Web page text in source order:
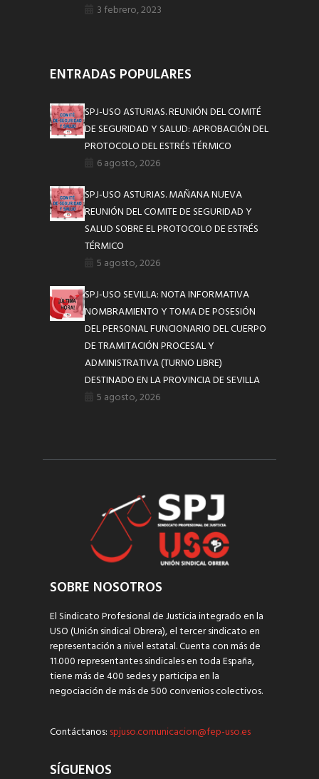
3 febrero, 2023
ENTRADAS POPULARES
SPJ-USO ASTURIAS. REUNIÓN DEL COMITÉ
DE SEGURIDAD Y SALUD: APROBACIÓN DEL
PROTOCOLO DEL ESTRÉS TÉRMICO
6 agosto, 2026
SPJ-USO ASTURIAS. MAÑANA NUEVA
REUNIÓN DEL COMITE DE SEGURIDAD Y
SALUD SOBRE EL PROTOCOLO DE ESTRÉS
TÉRMICO
5 agosto, 2026
SPJ-USO SEVILLA: NOTA INFORMATIVA
NOMBRAMIENTO Y TOMA DE POSESIÓN
DEL PERSONAL FUNCIONARIO DEL CUERPO
DE TRAMITACIÓN PROCESAL Y
ADMINISTRATIVA (TURNO LIBRE)
DESTINADO EN LA PROVINCIA DE SEVILLA
5 agosto, 2026
SOBRE NOSOTROS
El Sindicato Profesional de Justicia integrado en la
USO (Unión sindical Obrera), el tercer sindicato en
representación a nivel estatal. Cuenta con más de
11.000 representantes sindicales en toda España,
tiene más de 400 sedes y participa en la
negociación de más de 500 convenios colectivos.
Contáctanos: spjuso.comunicacion@fep-uso.es
SÍGUENOS